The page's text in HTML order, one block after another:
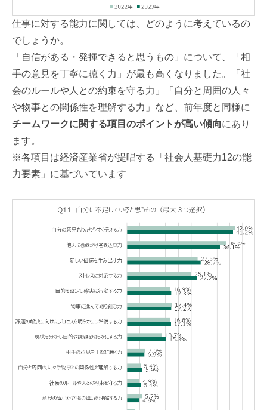
仕事に対する能力に関しては、どのように考えているの
でしょうか。
「自信がある・発揮できると思うもの」について、「相
手の意見を丁寧に聴く力」が最も高くなりました。「社
会のルールや人との約束を守る力」「自分と周囲の人々
や物事との関係性を理解する力」など、前年度と同様に
チームワークに関する項目のポイントが高い傾向にあり
ます。
※各項目は経済産業省が提唱する「社会人基礎力12の能
力要素」に基づいています